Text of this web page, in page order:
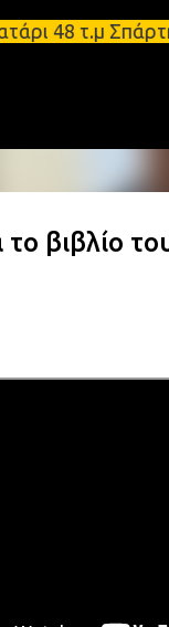
τ.μ
βιβλίο